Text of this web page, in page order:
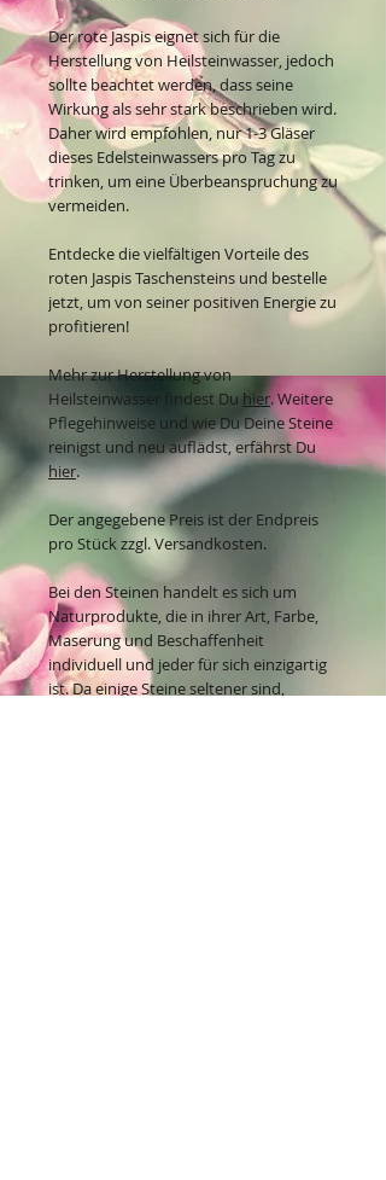
Der rote Jaspis eignet sich für die
Herstellung von Heilsteinwasser, jedoch
sollte beachtet werden, dass seine
Wirkung als sehr stark beschrieben wird.
Daher wird empfohlen, nur 1-3 Gläser
dieses Edelsteinwassers pro Tag zu
trinken, um eine Überbeanspruchung zu
vermeiden.
Entdecke die vielfältigen Vorteile des
roten Jaspis Taschensteins und bestelle
jetzt, um von seiner positiven Energie zu
profitieren!
Mehr zur Herstellung von
Heilsteinwasser findest Du hier. Weitere
Pflegehinweise und wie Du Deine Steine
reinigst und neu auflädst, erfährst Du
hier.
Der angegebene Preis ist der Endpreis
pro Stück zzgl. Versandkosten.
Bei den Steinen handelt es sich um
Naturprodukte, die in ihrer Art, Farbe,
Maserung und Beschaffenheit
individuell und jeder für sich einzigartig
ist. Da einige Steine seltener sind,